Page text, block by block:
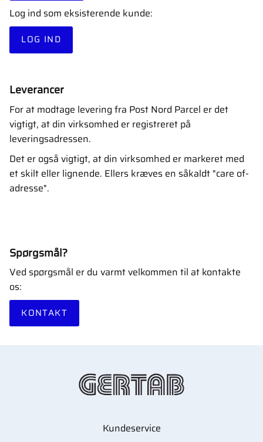
Log ind som eksisterende kunde:
LOG IND
Leverancer
For at modtage levering fra Post Nord Parcel er det
vigtigt, at din virksomhed er registreret på
leveringsadressen.
Det er også vigtigt, at din virksomhed er markeret med
et skilt eller lignende. Ellers kræves en såkaldt "care of-
adresse".
Spørgsmål?
Ved spørgsmål er du varmt velkommen til at kontakte
os:
KONTAKT
Kundeservice